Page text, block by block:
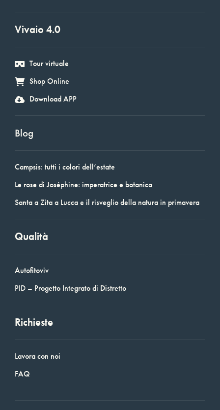
Vivaio 4.0
Tour virtuale
Shop Online
Download APP
Blog
Campsis: tutti i colori dell’estate
Le rose di Joséphine: imperatrice e botanica
Santa a Zita a Lucca e il risveglio della natura in primavera
Qualità
Autofitoviv
PID – Progetto Integrato di Distretto
Richieste
Lavora con noi
FAQ